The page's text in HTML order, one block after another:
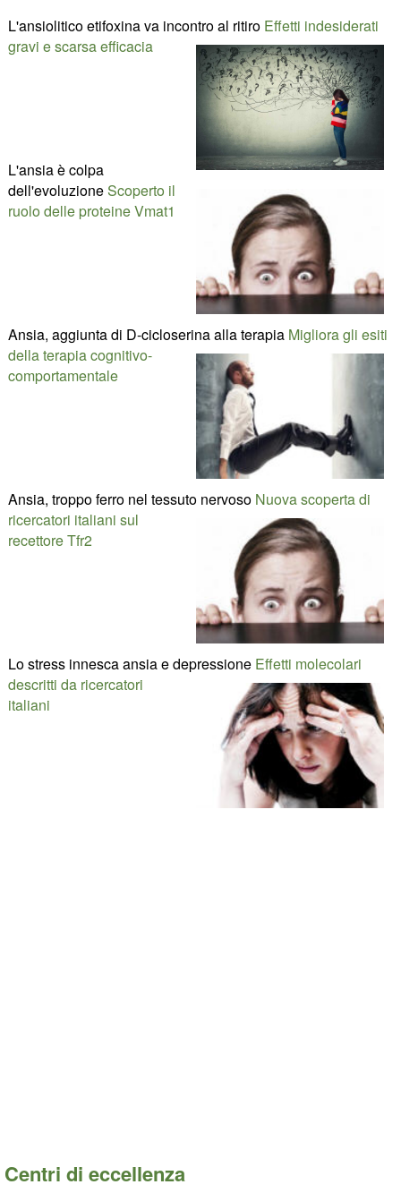
L'ansiolitico etifoxina va incontro al ritiro Effetti indesiderati
gravi e scarsa efficacia
L'ansia è colpa
dell'evoluzioneScoperto il
ruolo delle proteine Vmat1
Ansia, aggiunta di D-cicloserina alla terapia Migliora gli esiti
della terapia cognitivo-
comportamentale
Ansia, troppo ferro nel tessuto nervoso Nuova scoperta di
ricercatori italiani sul
recettore Tfr2
Lo stress innesca ansia e depressione Effetti molecolari
descritti da ricercatori
italiani
Centri di eccellenza